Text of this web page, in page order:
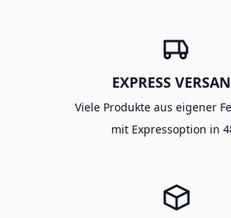
EXPRESS
Viele Produkte aus eigener
mit Expressoption in